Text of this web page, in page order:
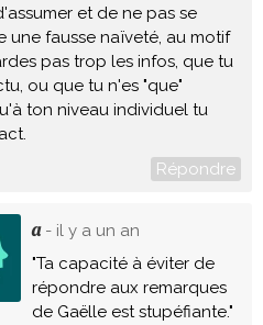
et de ne pas se
une fausse naïveté, au motif
pas trop les infos, que tu
ou que tu n'es "que"
ton niveau individuel tu
Répondre
a- il y a un an
"Ta capacité à éviter de
répondre aux remarques
de Gaëlle est stupéfiante."